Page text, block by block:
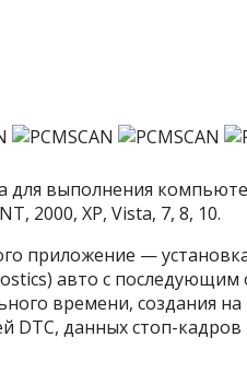
для выполнения
2000, XP, Vista, 7, 8, 10.
приложение —
авто с последующим
времени, создания
DTC, данных стоп-